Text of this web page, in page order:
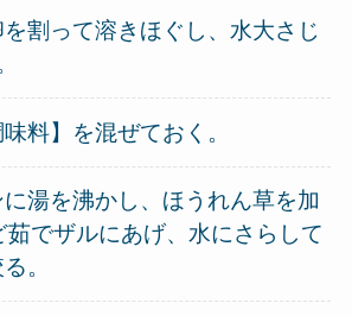
割って溶きほぐし、水大さじ
味料】を混ぜておく。
湯を沸かし、ほうれん草を加
茹でザルにあげ、水にさらして
。